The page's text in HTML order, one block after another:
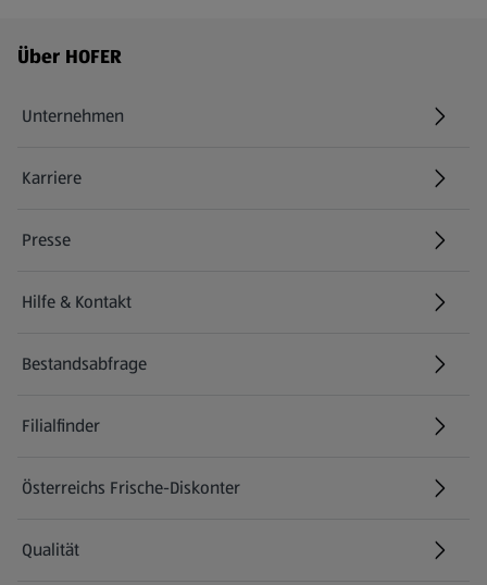
Fußzeilenmenü - weitere Links
Über HOFER
Unternehmen
Karriere
(öffnet in einem neuen Tab)
Presse
Hilfe & Kontakt
(öffnet in einem neuen Tab)
Bestandsabfrage
(öffnet in einem neuen Tab)
Filialfinder
Österreichs Frische-Diskonter
Qualität